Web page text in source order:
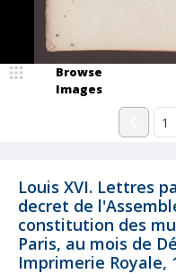
Louis XVI. Lettres
decret de
constitution des
Paris, au mois de
Imprimerie Royale,
Browse
Images